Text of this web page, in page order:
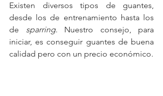
Existen diversos tipos de guantes,
desde los de entrenamiento hasta los
de sparring. Nuestro consejo, para
iniciar, es conseguir guantes de buena